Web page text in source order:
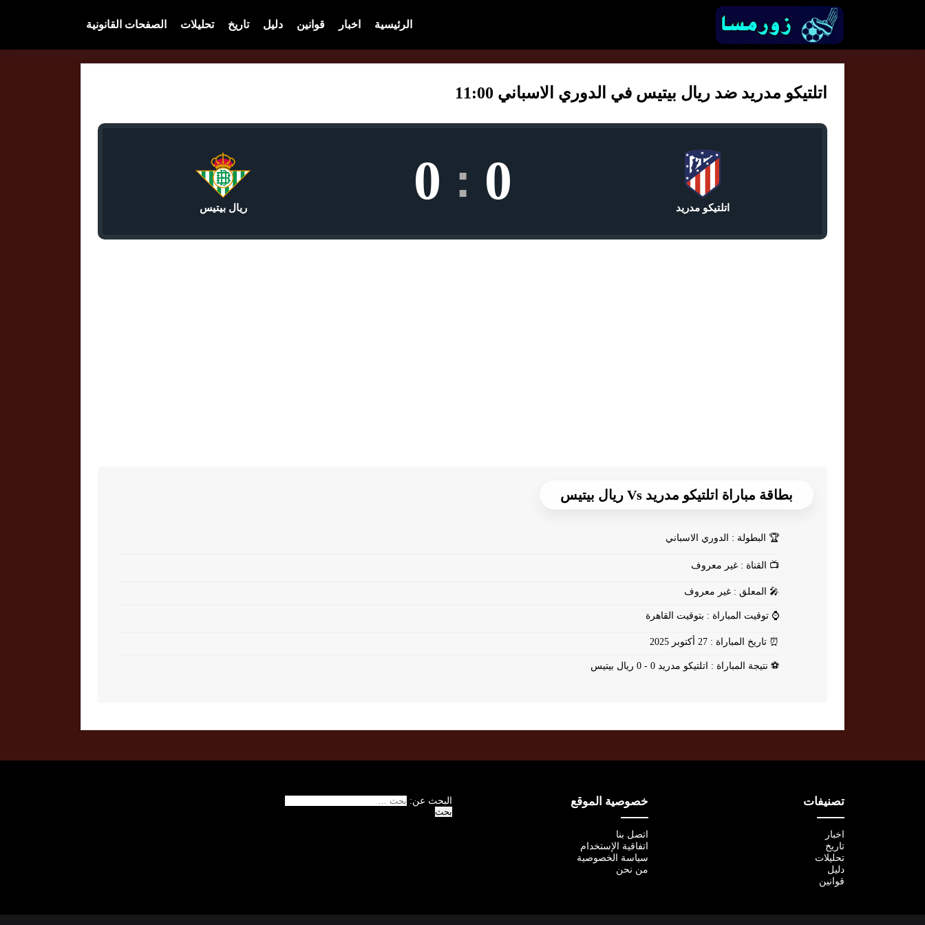
الرئيسية اخبار قوانين دليل تاريخ تحليلات الصفحات القانونية
اتلتيكو مدريد ضد ريال بيتيس في الدوري الاسباني 11:00
اتلتيكو مدريد 0
:
0 ريال بيتيس
بطاقة مباراة اتلتيكو مدريد Vs ريال بيتيس
🏆 البطولة : الدوري الاسباني
📺 القناة : غير معروف
🎤 المعلق : غير معروف
⌚ توقيت المباراة : بتوقيت القاهرة
⏰ تاريخ المباراة : 27 أكتوبر 2025
⚽ نتيجة المباراة : اتلتيكو مدريد 0 - 0 ريال بيتيس
تصنيفات
اخبار
تاريخ
تحليلات
دليل
قوانين
خصوصية الموقع
اتصل بنا
اتفاقية الإستخدام
سياسة الخصوصية
من نحن
البحث عن: